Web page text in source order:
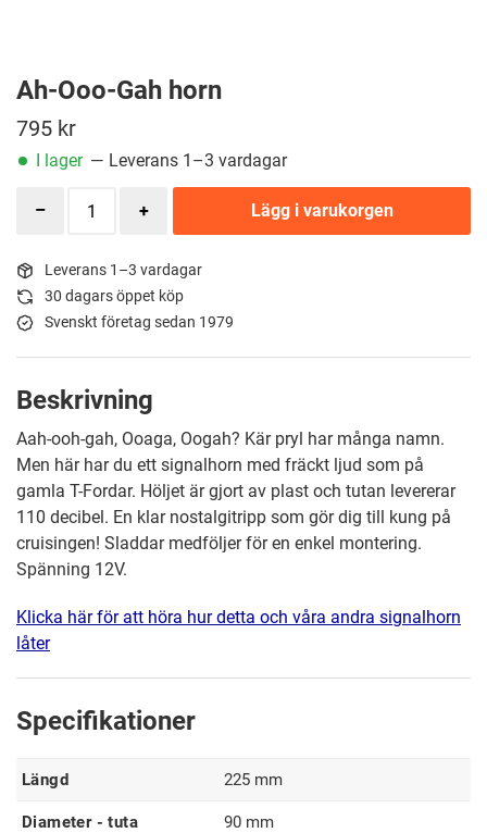
Ah-Ooo-Gah horn
795 kr
I lager — Leverans 1–3 vardagar
Lägg i varukorgen
Leverans 1–3 vardagar
30 dagars öppet köp
Svenskt företag sedan 1979
Beskrivning
Aah-ooh-gah, Ooaga, Oogah? Kär pryl har många namn.
Men här har du ett signalhorn med fräckt ljud som på
gamla T-Fordar. Höljet är gjort av plast och tutan levererar
110 decibel. En klar nostalgitripp som gör dig till kung på
cruisingen! Sladdar medföljer för en enkel montering.
Spänning 12V.
Klicka här för att höra hur detta och våra andra signalhorn
låter
Specifikationer
Längd 225 mm
Diameter - tuta 90 mm